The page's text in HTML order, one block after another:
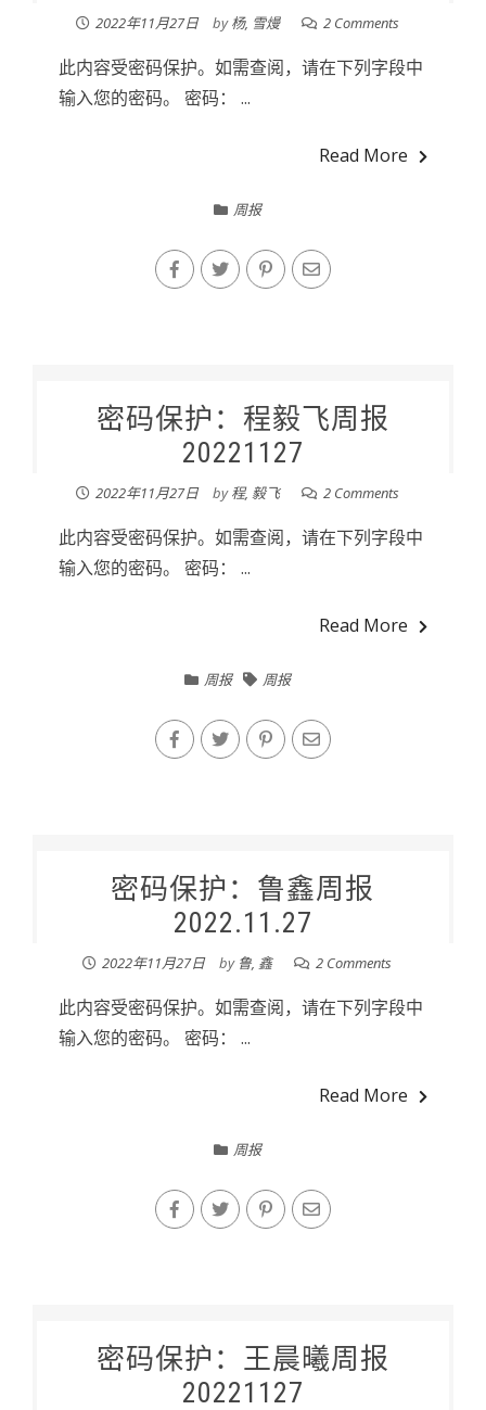
2022年11月27日 by杨, 雪熳 2 Comments
此内容受密码保护。如需查阅，请在下列字段中
输入您的密码。 密码： ...
Read More
周报
密码保护：程毅飞周报
20221127
2022年11月27日 by程, 毅飞 2 Comments
此内容受密码保护。如需查阅，请在下列字段中
输入您的密码。 密码： ...
Read More
周报 周报
密码保护：鲁鑫周报
2022.11.27
2022年11月27日 by 鲁, 鑫 2 Comments
此内容受密码保护。如需查阅，请在下列字段中
输入您的密码。 密码： ...
Read More
周报
密码保护：王晨曦周报
20221127